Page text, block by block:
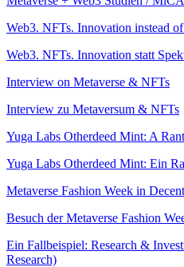
Web3. NFTs. Innovation instead
Web3. NFTs. Innovation statt
Interview on Metaverse & NFTs
Interview zu Metaversum & NFTs
Yuga Labs Otherdeed Mint: A Rant
Yuga Labs Otherdeed Mint: Ein
Metaverse Fashion Week in
Besuch der Metaverse Fashion
Ein Fallbeispiel: Research &
Research)